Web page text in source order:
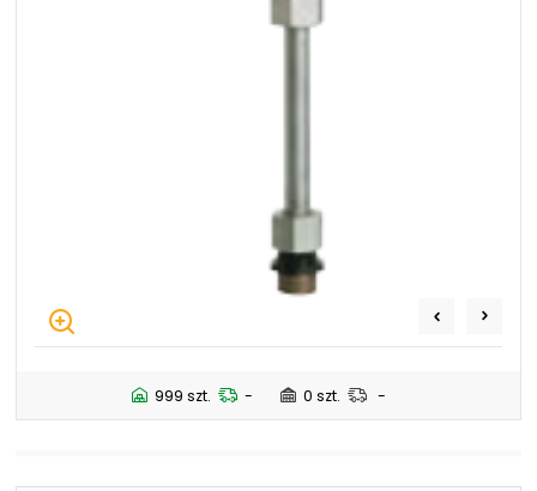
www.powerhydraulics.eu
Engineering for motion
999 szt. - 0 szt. -